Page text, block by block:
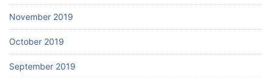
November 2019
October 2019
September 2019